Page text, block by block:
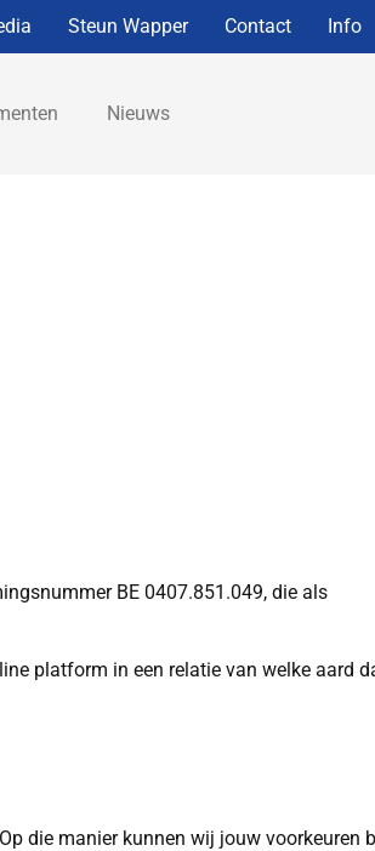
Steun Wapper Contact Info
Nieuws
BE 0407.851.049, die als
platform in een relatie van welke aard
die manier kunnen wij jouw voorkeuren